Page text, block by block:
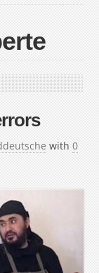
with 0